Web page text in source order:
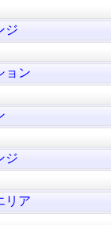
ジ
ョン
ジ
リア